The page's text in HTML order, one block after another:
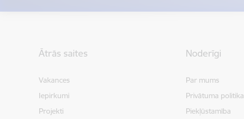
Ātrās saites
Vakances
Iepirkumi
Projekti
Noderīgi
Par mums
Privātuma politika
Piekļūstamība